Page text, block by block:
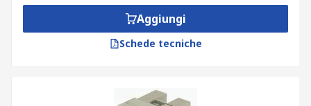
Aggiungi
Schede tecniche